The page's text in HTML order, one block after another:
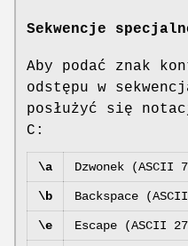
Sekwencje
Aby podać znak
odstępu w
posłużyć się
C:
\a Dzwonek (ASCII
\b Backspace
\e Escape (ASCII